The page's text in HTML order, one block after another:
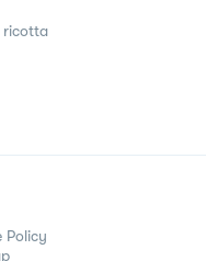
ricotta
Policy